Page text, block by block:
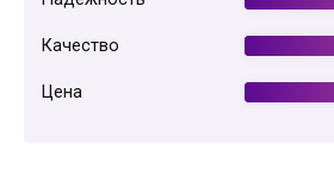
Качество
Цена